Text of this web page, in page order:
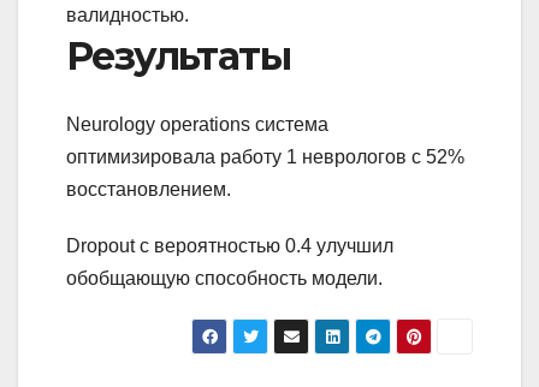
валидностью.
Результаты
Neurology operations система
оптимизировала работу 1 неврологов с 52%
восстановлением.
Dropout с вероятностью 0.4 улучшил
обобщающую способность модели.